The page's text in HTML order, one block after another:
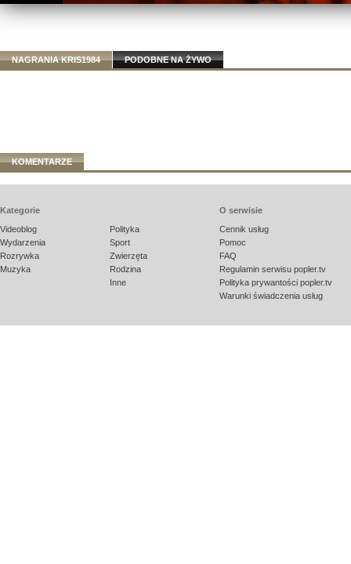
NAGRANIA KRIS1984 PODOBNE NA ŻYWO
KOMENTARZE
Kategorie
Videoblog
Wydarzenia
Rozrywka
Muzyka
Polityka
Sport
Zwierzęta
Rodzina
Inne
O serwisie
Cennik usług
Pomoc
FAQ
Regulamin serwisu popler.tv
Polityka prywantości popler.tv
Warunki świadczenia usług